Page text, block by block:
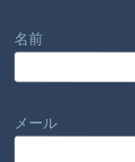
名前
メール